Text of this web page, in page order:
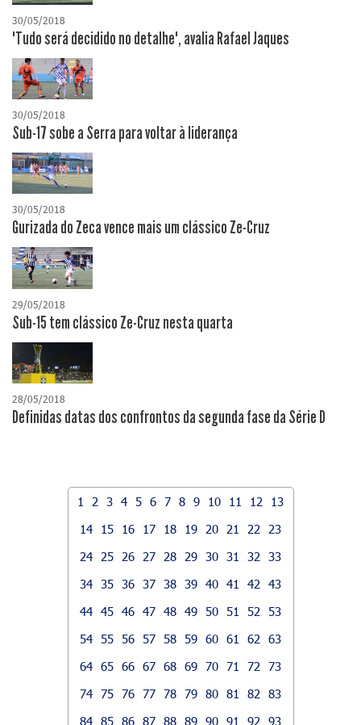
30/05/2018
"Tudo será decidido no detalhe", avalia Rafael Jaques
30/05/2018
Sub-17 sobe a Serra para voltar à liderança
30/05/2018
Gurizada do Zeca vence mais um clássico Ze-Cruz
29/05/2018
Sub-15 tem clássico Ze-Cruz nesta quarta
28/05/2018
Definidas datas dos confrontos da segunda fase da Série D
1 2 3 4 5 6 7 8 9 10 11 12
13
14
15 16 17 18 19 20 21 22
23
24
25 26 27 28 29 30 31 32
33
34 35 36 37 38 39 40 41 42
43
44 45 46 47 48 49 50 51 52
53
54 55 56 57 58 59 60 61 62
63
64 65 66 67 68 69 70 71 72
73
74 75 76 77 78 79 80 81 82
83
84 85 86 87 88 89 90 91 92
93